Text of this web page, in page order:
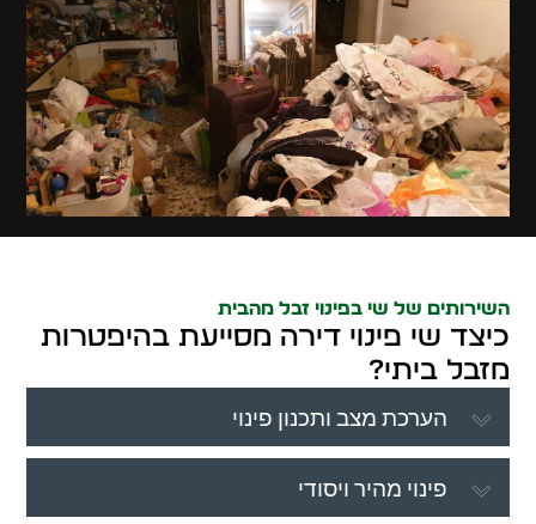
השירותים של שי בפינוי זבל מהבית
כיצד שי פינוי דירה מסייעת בהיפטרות
מזבל ביתי?
הערכת מצב ותכנון פינוי
פינוי מהיר ויסודי